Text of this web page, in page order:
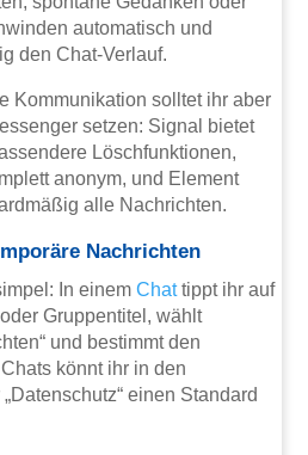
automatisch und
den Chat-Verlauf.
Kommunikation solltet ihr aber
setzen: Signal bietet
Löschfunktionen,
anonym, und Element
alle Nachrichten.
Nachrichten
In einemChattippt ihr auf
Gruppentitel, wählt
und bestimmt den
könnt ihr in den
einen Standard